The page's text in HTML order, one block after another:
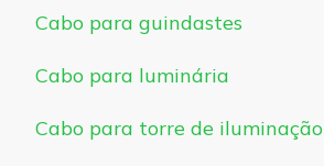
Cabo para guindastes
Cabo para luminária
Cabo para torre de iluminação